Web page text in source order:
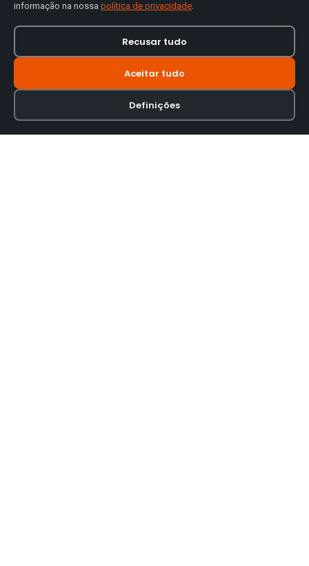
informação na nossa política de privacidade.
Recusar tudo
Aceitar tudo
Definições